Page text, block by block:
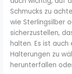
Schmucks zu
wie Sterlingsilber
sicherzustellen,
halten. Es ist
Halterungen zu
herunterfallen